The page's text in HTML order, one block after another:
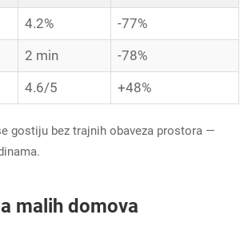
4.2%
-77%
2 min
-78%
4.6/5 +48%
gostiju bez trajnih obaveza prostora —
malih domova